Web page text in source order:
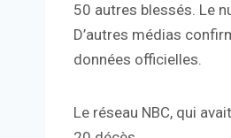
50 autres blessés. Le
D’autres médias
données officielles.
Le réseau NBC, qui